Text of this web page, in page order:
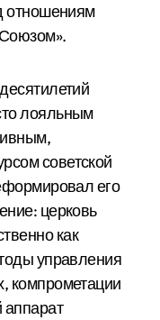
отношениям
лояльным
советской
его
церковь
как
управления
компрометации
аппарат